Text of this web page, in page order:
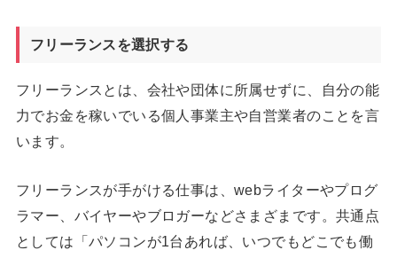
フリーランスを選択する
フリーランスとは、会社や団体に所属せずに、自分の能
力でお金を稼いでいる個人事業主や自営業者のことを言
います。
フリーランスが手がける仕事は、webライターやプログ
ラマー、バイヤーやブロガーなどさまざまです。共通点
としては「パソコンが1台あれば、いつでもどこでも働